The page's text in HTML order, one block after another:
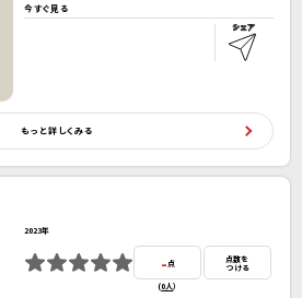
今すぐ見る
もっと詳しくみる
2023年
- 点
(0人）
点数を
つける